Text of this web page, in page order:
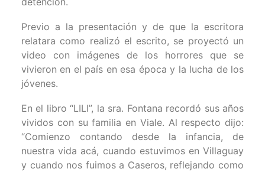
Previo a la presentación y de que la escritora
relatara como realizó el escrito, se proyectó un
video con imágenes de los horrores que se
vivieron en el país en esa época y la lucha de los
jóvenes.
En el libro “LILI”, la sra. Fontana recordó sus años
vividos con su familia en Viale. Al respecto dijo:
“Comienzo contando desde la infancia, de
nuestra vida acá, cuando estuvimos en Villaguay
y cuando nos fuimos a Caseros, reflejando como